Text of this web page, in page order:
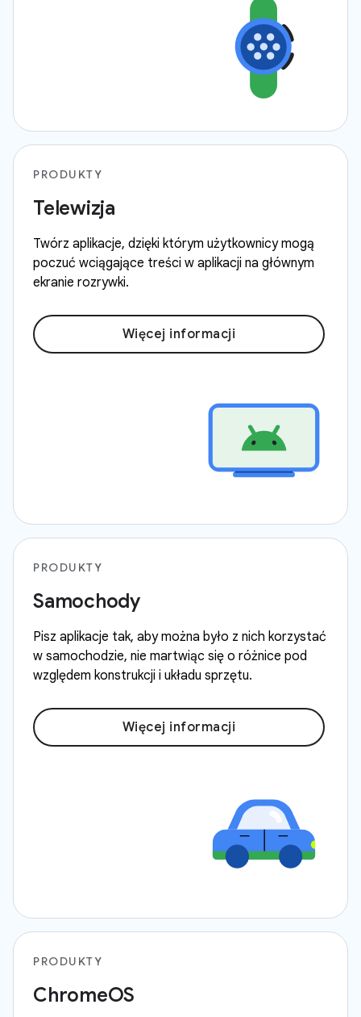
PRODUKTY
Telewizja
Twórz aplikacje, dzięki którym użytkownicy mogą
poczuć wciągające treści w aplikacji na głównym
ekranie rozrywki.
Więcej informacji
PRODUKTY
Samochody
Pisz aplikacje tak, aby można było z nich korzystać
w samochodzie, nie martwiąc się o różnice pod
względem konstrukcji i układu sprzętu.
Więcej informacji
PRODUKTY
ChromeOS